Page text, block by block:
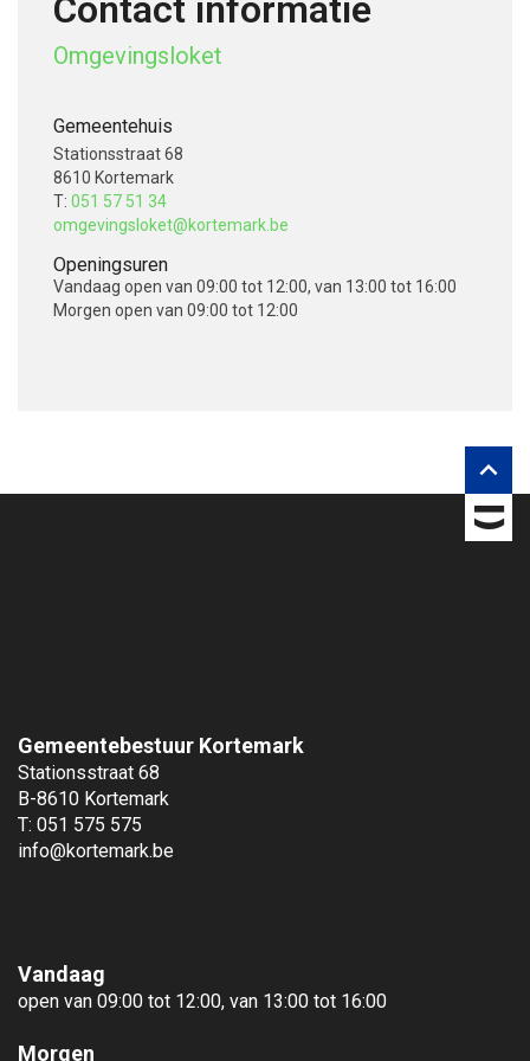
Contact informatie
Omgevingsloket
Gemeentehuis
Stationsstraat 68
8610 Kortemark
T: 051 57 51 34
omgevingsloket@kortemark.be
Openingsuren
Vandaag open van 09:00 tot 12:00, van 13:00 tot 16:00
Morgen open van 09:00 tot 12:00
s

Gemeentebestuur Kortemark
Stationsstraat 68
B-8610 Kortemark
T: 051 575 575
info@kortemark.be
Vandaag
open van 09:00 tot 12:00, van 13:00 tot 16:00
Morgen